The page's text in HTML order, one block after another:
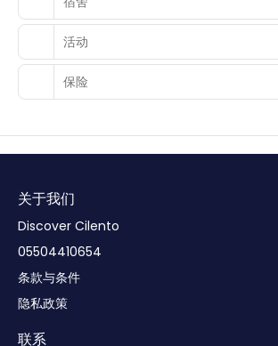
活动
保险
关于我们
Discover Cilento
05504410654
条款与条件
隐私政策
联系